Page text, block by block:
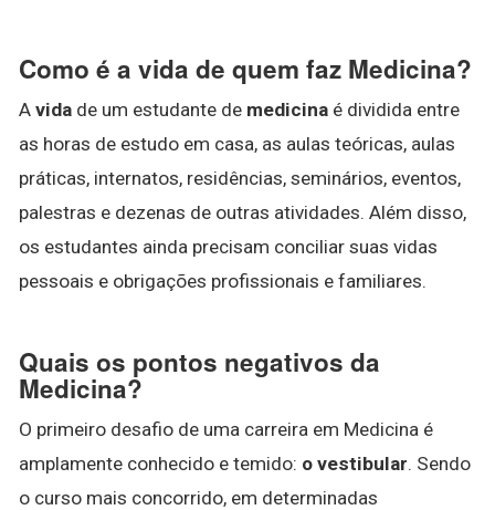
Como é a vida de quem faz Medicina?
A vida de um estudante de medicina é dividida entre
as horas de estudo em casa, as aulas teóricas, aulas
práticas, internatos, residências, seminários, eventos,
palestras e dezenas de outras atividades. Além disso,
os estudantes ainda precisam conciliar suas vidas
pessoais e obrigações profissionais e familiares.
Quais os pontos negativos da
Medicina?
O primeiro desafio de uma carreira em Medicina é
amplamente conhecido e temido: o vestibular. Sendo
o curso mais concorrido, em determinadas